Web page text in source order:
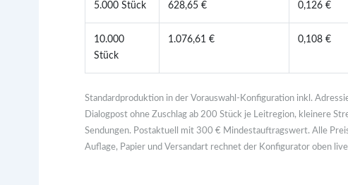
5.000 Stück 628,65 € 0,126 €
10.000
Stück
1.076,61 € 0,108 €
Standardproduktion in der Vorauswahl-Konfiguration inkl.
Dialogpost ohne Zuschlag ab 200 Stück je Leitregion, kleinere
Sendungen. Postaktuell mit 300 € Mindestauftragswert. Alle
Auflage, Papier und Versandart rechnet der Konfigurator oben live